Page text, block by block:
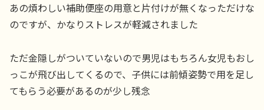
あの煩わしい補助便座の用意と片付けが無くなっただけな
のですが、かなりストレスが軽減されました
ただ金隠しがついていないので男児はもちろん女児もおし
っこが飛び出してくるので、子供には前傾姿勢で用を足し
てもらう必要があるのが少し残念